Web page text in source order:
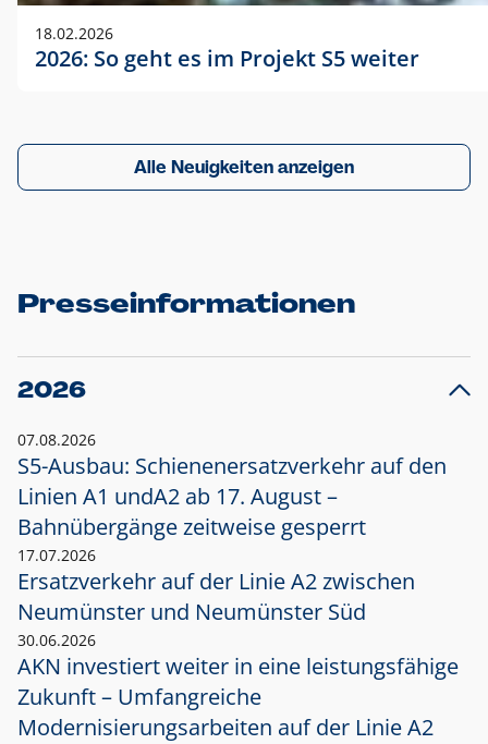
18.02.2026
2026: So geht es im Projekt S5 weiter
Alle Neuigkeiten anzeigen
Presseinformationen
2026
07.08.2026
S5-Ausbau: Schienenersatzverkehr auf den
Linien A1 undA2 ab 17. August –
Bahnübergänge zeitweise gesperrt
17.07.2026
Ersatzverkehr auf der Linie A2 zwischen
Neumünster und Neumünster Süd
30.06.2026
AKN investiert weiter in eine leistungsfähige
Zukunft – Umfangreiche
Modernisierungsarbeiten auf der Linie A2